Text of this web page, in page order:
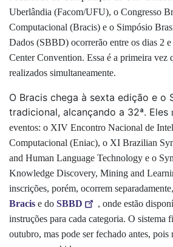
Uberlândia (Facom/UFU), o Congresso
Computacional (Bracis) e o Simpósio
Dados (SBBD) ocorrerão entre os dias 2
Center Convention. Essa é a primeira vez
realizados simultaneamente.
O Bracis chega à sexta edição e o
tradicional, alcançando a 32ª. Eles
eventos: o XIV Encontro Nacional de
Computacional (Eniac), o XI Brazilian
and Human Language Technology e o
Knowledge Discovery, Mining and
inscrições, porém, ocorrem
Bracis e do SBBD
, onde estão
instruções para cada categoria. O sistema
outubro, mas pode ser fechado antes, pois